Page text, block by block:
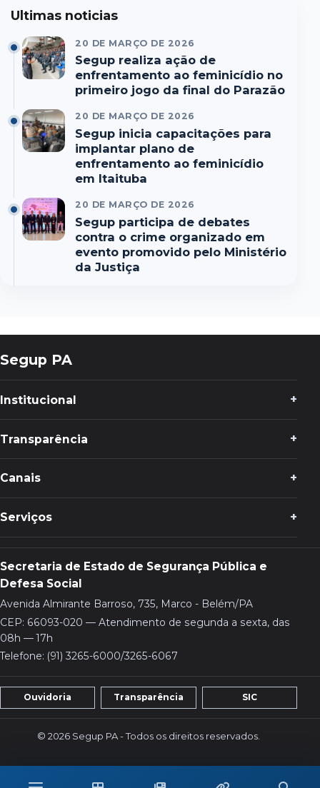
Ultimas noticias
20 DE MARÇO DE 2026
Segup realiza ação de
enfrentamento ao feminicídio no
primeiro jogo da final do Parazão
20 DE MARÇO DE 2026
Segup inicia capacitações para
implantar plano de
enfrentamento ao feminicídio
em Itaituba
20 DE MARÇO DE 2026
Segup participa de debates
contra o crime organizado em
evento promovido pelo Ministério
da Justiça
Segup PA
Institucional
Transparência
Canais
Serviços
Secretaria de Estado de Segurança Pública e
Defesa Social
Avenida Almirante Barroso, 735, Marco - Belém/PA
CEP: 66093-020 — Atendimento de segunda a sexta, das
08h — 17h
Telefone: (91) 3265-6000/3265-6067
Ouvidoria Transparência SIC
© 2026 Segup PA - Todos os direitos reservados.